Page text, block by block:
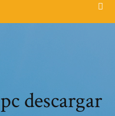
descargar